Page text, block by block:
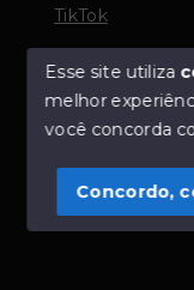
Olá!
TikTok
© Copyright 2026
- CRECI 42643f |
SITE PARA IMOBILIARIA
Esse site utiliza
melhor
você concorda
Concordo,